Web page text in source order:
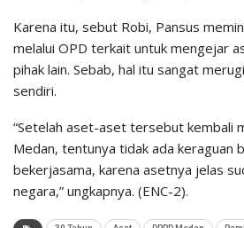
Karena itu, sebut Robi, Pansus
melalui OPD terkait untuk mengejar
pihak lain. Sebab, hal itu sangat
sendiri.
“Setelah aset-aset tersebut kembali
Medan, tentunya tidak ada keraguan
bekerjasama, karena asetnya jelas
negara,” ungkapnya. (ENC-2).